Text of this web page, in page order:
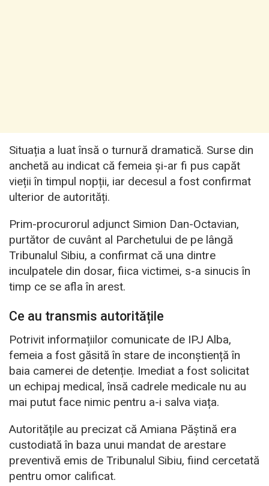
Situația a luat însă o turnură dramatică. Surse din
anchetă au indicat că femeia și-ar fi pus capăt
vieții în timpul nopții, iar decesul a fost confirmat
ulterior de autorități.
Prim-procurorul adjunct Simion Dan-Octavian,
purtător de cuvânt al Parchetului de pe lângă
Tribunalul Sibiu, a confirmat că una dintre
inculpatele din dosar, fiica victimei, s-a sinucis în
timp ce se afla în arest.
Ce au transmis autoritățile
Potrivit informațiilor comunicate de IPJ Alba,
femeia a fost găsită în stare de inconștiență în
baia camerei de detenție. Imediat a fost solicitat
un echipaj medical, însă cadrele medicale nu au
mai putut face nimic pentru a-i salva viața.
Autoritățile au precizat că Amiana Păștină era
custodiată în baza unui mandat de arestare
preventivă emis de Tribunalul Sibiu, fiind cercetată
pentru omor calificat.